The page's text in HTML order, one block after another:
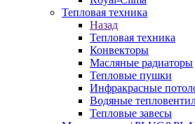
Тепловая техника
Назад
Тепловая техника
Конвекторы
Масляные радиаторы
Тепловые пушки
Инфракрасные
Водяные
Тепловые завесы